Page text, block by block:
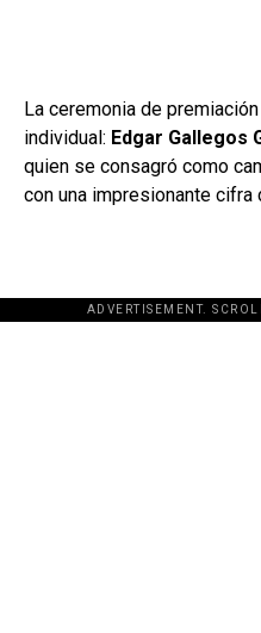
La ceremonia de
individual: Edgar Gallegos
quien se consagró como
con una impresionante cifra
ADVERTISEMENT.
[adsforwp